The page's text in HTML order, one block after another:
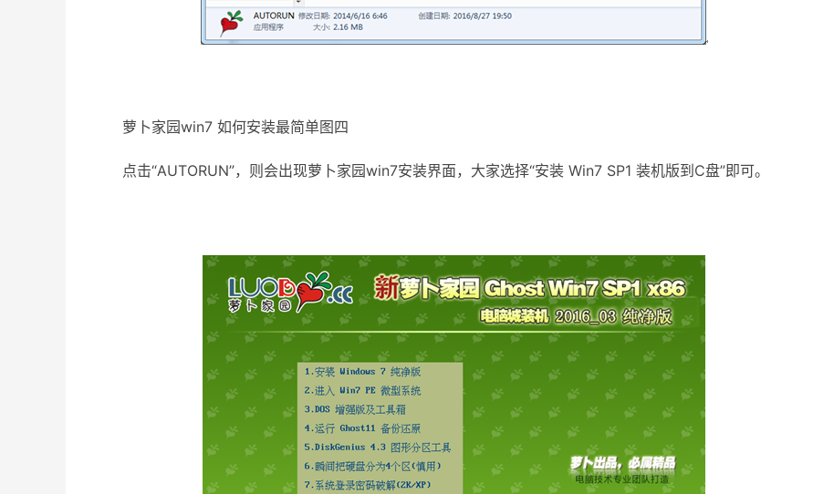
萝卜家园win7 如何安装最简单图四
点击“AUTORUN”，则会出现萝卜家园win7安装界面，大家选择“安装 Win7 SP1 装机版到C盘”即可。